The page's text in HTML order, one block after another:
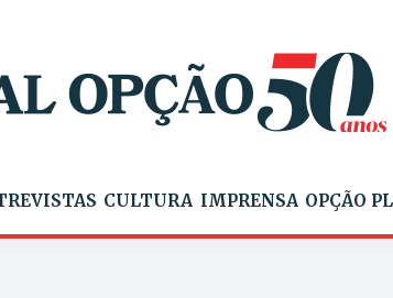
CULTURA IMPRENSA OPÇÃO